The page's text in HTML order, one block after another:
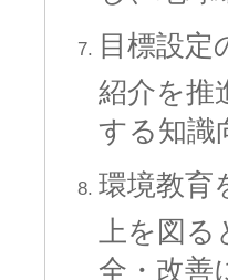
目標設
紹介を推
する知識
環境教育
上を図
全・改善